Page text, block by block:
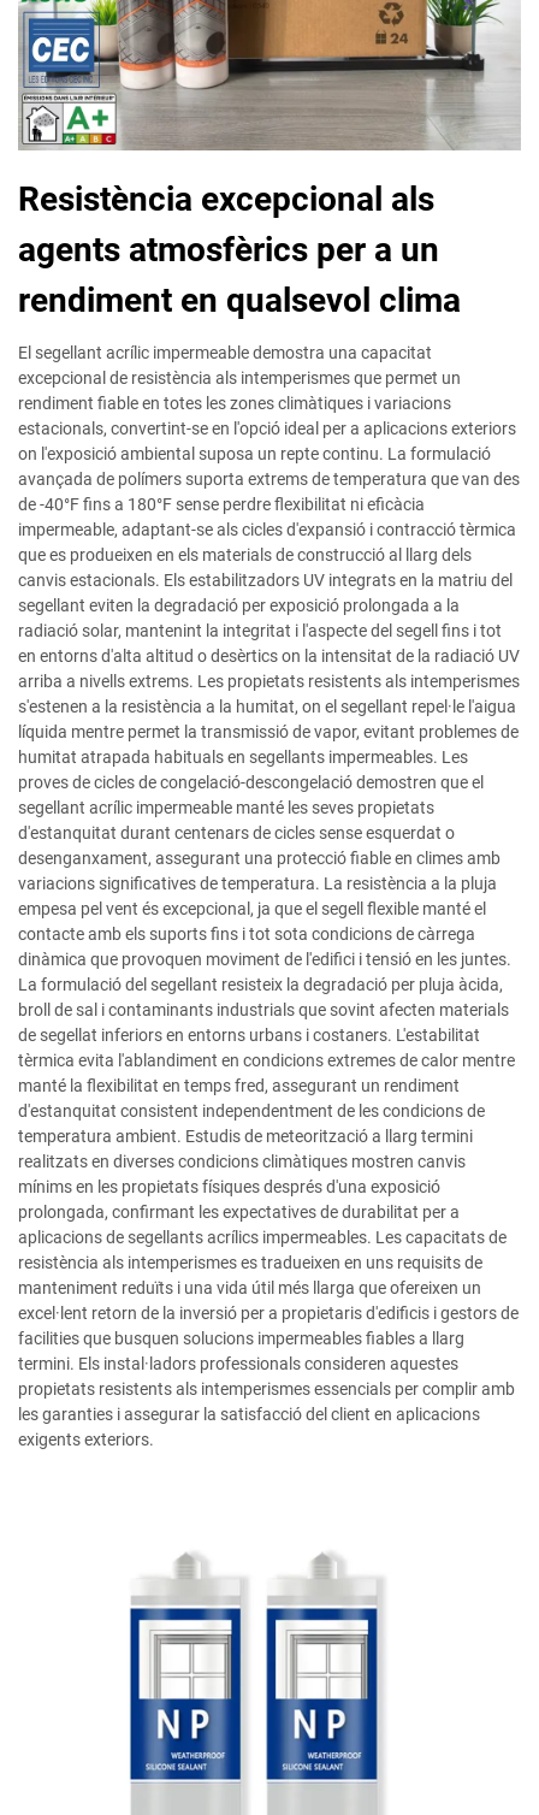
Resistència excepcional als
agents atmosfèrics per a un
rendiment en qualsevol clima
El segellant acrílic impermeable demostra una capacitat
excepcional de resistència als intemperismes que permet un
rendiment fiable en totes les zones climàtiques i variacions
estacionals, convertint-se en l'opció ideal per a aplicacions exteriors
on l'exposició ambiental suposa un repte continu. La formulació
avançada de polímers suporta extrems de temperatura que van des
de -40°F fins a 180°F sense perdre flexibilitat ni eficàcia
impermeable, adaptant-se als cicles d'expansió i contracció tèrmica
que es produeixen en els materials de construcció al llarg dels
canvis estacionals. Els estabilitzadors UV integrats en la matriu del
segellant eviten la degradació per exposició prolongada a la
radiació solar, mantenint la integritat i l'aspecte del segell fins i tot
en entorns d'alta altitud o desèrtics on la intensitat de la radiació UV
arriba a nivells extrems. Les propietats resistents als intemperismes
s'estenen a la resistència a la humitat, on el segellant repel·le l'aigua
líquida mentre permet la transmissió de vapor, evitant problemes de
humitat atrapada habituals en segellants impermeables. Les
proves de cicles de congelació-descongelació demostren que el
segellant acrílic impermeable manté les seves propietats
d'estanquitat durant centenars de cicles sense esquerdat o
desenganxament, assegurant una protecció fiable en climes amb
variacions significatives de temperatura. La resistència a la pluja
empesa pel vent és excepcional, ja que el segell flexible manté el
contacte amb els suports fins i tot sota condicions de càrrega
dinàmica que provoquen moviment de l'edifici i tensió en les juntes.
La formulació del segellant resisteix la degradació per pluja àcida,
broll de sal i contaminants industrials que sovint afecten materials
de segellat inferiors en entorns urbans i costaners. L'estabilitat
tèrmica evita l'ablandiment en condicions extremes de calor mentre
manté la flexibilitat en temps fred, assegurant un rendiment
d'estanquitat consistent independentment de les condicions de
temperatura ambient. Estudis de meteorització a llarg termini
realitzats en diverses condicions climàtiques mostren canvis
mínims en les propietats físiques després d'una exposició
prolongada, confirmant les expectatives de durabilitat per a
aplicacions de segellants acrílics impermeables. Les capacitats de
resistència als intemperismes es tradueixen en uns requisits de
manteniment reduïts i una vida útil més llarga que ofereixen un
excel·lent retorn de la inversió per a propietaris d'edificis i gestors de
facilities que busquen solucions impermeables fiables a llarg
termini. Els instal·ladors professionals consideren aquestes
propietats resistents als intemperismes essencials per complir amb
les garanties i assegurar la satisfacció del client en aplicacions
exigents exteriors.